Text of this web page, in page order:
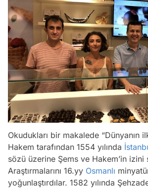
Okudukları bir makalede “Dünyanın
Hakem tarafından 1554 yılında
sözü üzerine Şems ve Hakem’in izini
Araştırmalarını 16.yy Osmanlı
yoğunlaştırdılar. 1582 yılında